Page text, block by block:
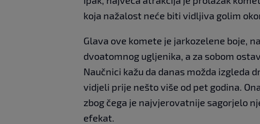
koja nažalost neće biti vidljiva golim
Glava ove komete je jarkozelene boje,
dvoatomnog ugljenika, a za sobom
Naučnici kažu da danas možda izgleda
vidjeli prije nešto više od pet godina.
zbog čega je najvjerovatnije sagorjelo
efekat.